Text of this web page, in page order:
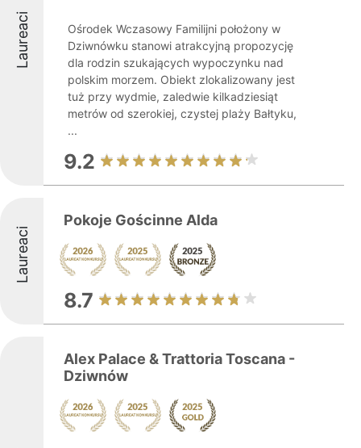
Laureaci
Ośrodek Wczasowy Familijni położony w
Dziwnówku stanowi atrakcyjną propozycję
dla rodzin szukających wypoczynku nad
polskim morzem. Obiekt zlokalizowany jest
tuż przy wydmie, zaledwie kilkadziesiąt
metrów od szerokiej, czystej plaży Bałtyku,
...
9.2
Laureaci
Pokoje Gościnne Alda
8.7
Alex Palace & Trattoria Toscana -
Dziwnów